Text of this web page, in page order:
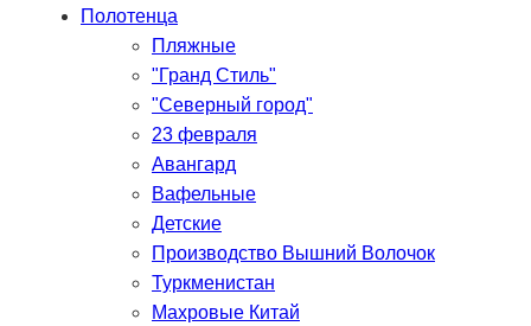
Полотенца
Пляжные
"Гранд Стиль"
"Северный город"
23 февраля
Авангард
Вафельные
Детские
Производство Вышний Волочок
Туркменистан
Махровые Китай